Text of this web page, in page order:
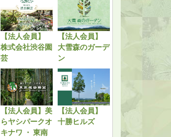
【法人会員】
株式会社渋谷園
芸
【法人会員】
大雪森のガーデ
ン
【法人会員】美
らヤシパークオ
キナワ ・ 東南
【法人会員】
十勝ヒルズ